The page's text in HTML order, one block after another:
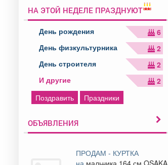
НА ЭТОЙ НЕДЕЛЕ ПРАЗДНУЮТ
День рождения
6
День физкультурника
2
День строителя
2
И другие
2
Поздравить
Праздники
ОБЪЯВЛЕНИЯ
ПРОДАМ - КУРТКА
на мальчика 164 см OSAKA